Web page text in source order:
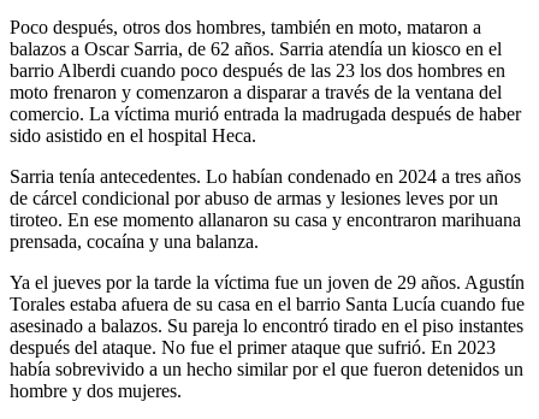
Poco después, otros dos hombres, también en moto, mataron a
balazos a Oscar Sarria, de 62 años. Sarria atendía un kiosco en el
barrio Alberdi cuando poco después de las 23 los dos hombres en
moto frenaron y comenzaron a disparar a través de la ventana del
comercio. La víctima murió entrada la madrugada después de haber
sido asistido en el hospital Heca.
Sarria tenía antecedentes. Lo habían condenado en 2024 a tres años
de cárcel condicional por abuso de armas y lesiones leves por un
tiroteo. En ese momento allanaron su casa y encontraron marihuana
prensada, cocaína y una balanza.
Ya el jueves por la tarde la víctima fue un joven de 29 años. Agustín
Torales estaba afuera de su casa en el barrio Santa Lucía cuando fue
asesinado a balazos. Su pareja lo encontró tirado en el piso instantes
después del ataque. No fue el primer ataque que sufrió. En 2023
había sobrevivido a un hecho similar por el que fueron detenidos un
hombre y dos mujeres.